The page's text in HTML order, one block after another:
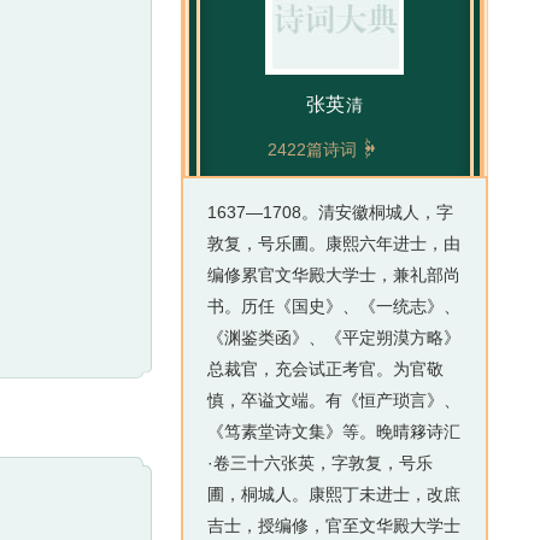
张英清
2422篇诗词
1637—1708。清安徽桐城人，字
敦复，号乐圃。康熙六年进士，由
编修累官文华殿大学士，兼礼部尚
书。历任《国史》、《一统志》、
《渊鉴类函》、《平定朔漠方略》
总裁官，充会试正考官。为官敬
慎，卒谥文端。有《恒产琐言》、
《笃素堂诗文集》等。晚晴簃诗汇
·卷三十六张英，字敦复，号乐
圃，桐城人。康熙丁未进士，改庶
吉士，授编修，官至文华殿大学士